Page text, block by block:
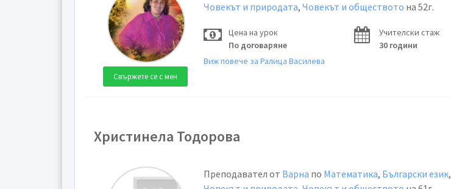
Свържете се с мен
Човекът и природата, Човекът и обществото на 52г.
Цена на урок
По договаряне
Учителски стаж
30 години
Виж повече за Ралица Василева
Христинела Тодорова
Преподавател от Варна по Математика, Български език,